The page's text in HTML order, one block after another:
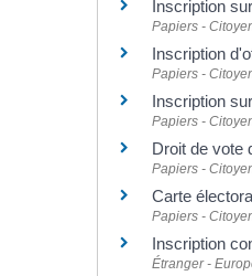
Inscription
Papiers -
Inscription
Papiers -
Inscription
Papiers -
Droit de vote
Papiers -
Carte
Papiers -
Inscription
Étranger -